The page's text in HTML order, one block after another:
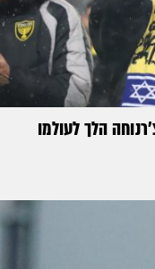
הלך לעולמו